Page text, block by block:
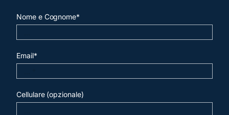
Nome e Cognome*
Email*
Cellulare (opzionale)